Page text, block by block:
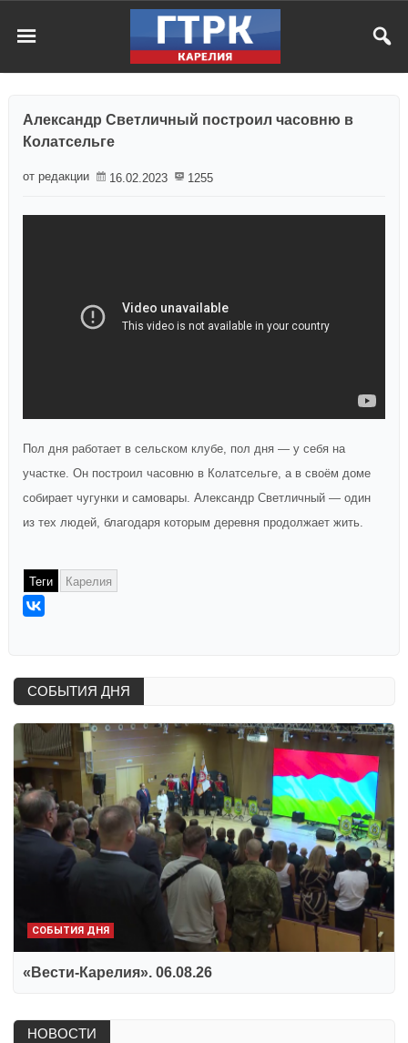
Александр Светличный построил часовню в
Колатсельге
от редакции 16.02.2023 1255
Пол дня работает в сельском клубе, пол дня — у себя на
участке. Он построил часовню в Колатсельге, а в своём доме
собирает чугунки и самовары. Александр Светличный — один
из тех людей, благодаря которым деревня продолжает жить.
Теги Карелия
СОБЫТИЯ ДНЯ
СОБЫТИЯ ДНЯ
«Вести-Карелия». 06.08.26
НОВОСТИ